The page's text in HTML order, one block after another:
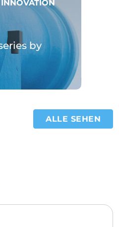
by
ALLE SEHEN